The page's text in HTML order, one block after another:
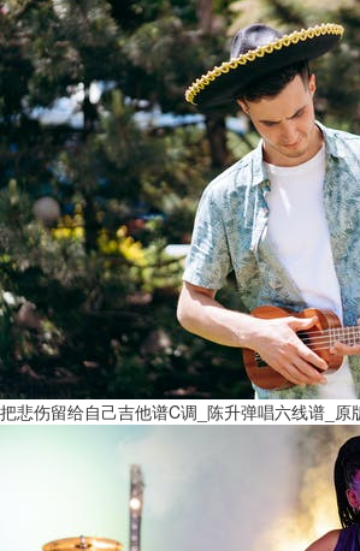
把悲伤留给自己吉他谱C调_陈升弹唱六线谱_原